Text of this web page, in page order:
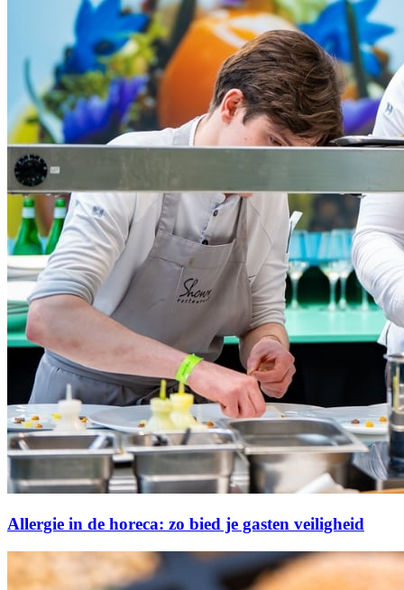
Allergie in de horeca: zo bied je gasten veiligheid